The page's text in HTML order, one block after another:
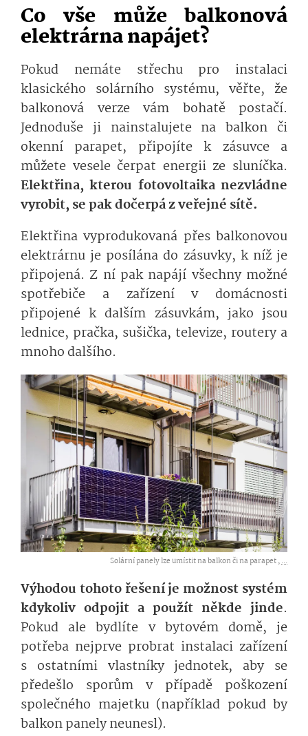
Co vše může balkonová
elektrárna napájet?
Pokud nemáte střechu pro instalaci
klasického solárního systému, věřte, že
balkonová verze vám bohatě postačí.
Jednoduše ji nainstalujete na balkon či
okenní parapet, připojíte k zásuvce a
můžete vesele čerpat energii ze sluníčka.
Elektřina, kterou fotovoltaika nezvládne
vyrobit, se pak dočerpá z veřejné sítě.
Elektřina vyprodukovaná přes balkonovou
elektrárnu je posílána do zásuvky, k níž je
připojená. Z ní pak napájí všechny možné
spotřebiče a zařízení v domácnosti
připojené k dalším zásuvkám, jako jsou
lednice, pračka, sušička, televize, routery a
mnoho dalšího.
Solární panely lze umístit na balkon či na parapet ,...
Výhodou tohoto řešení je možnost systém
kdykoliv odpojit a použít někde jinde.
Pokud ale bydlíte v bytovém domě, je
potřeba nejprve probrat instalaci zařízení
s ostatními vlastníky jednotek, aby se
předešlo sporům v případě poškození
společného majetku (například pokud by
balkon panely neunesl).